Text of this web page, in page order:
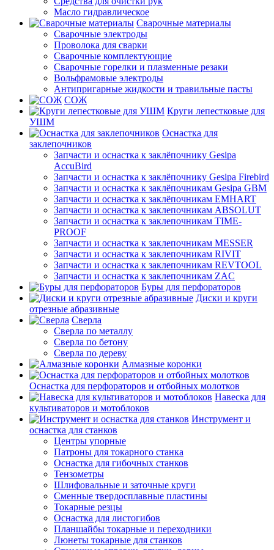
Масло гидравлическое
Сварочные материалы
Сварочные электроды
Проволока для сварки
Сварочные комплектующие
Сварочные горелки и плазменные резаки
Вольфрамовые электроды
Антипригарные жидкости и травильные пасты
СОЖ
Круги лепестковые для
УШМ
Оснастка для
заклепочников
Запчасти и оснастка к заклёпочнику Gesipa
AccuBird
Запчасти и оснастка к заклёпочнику Gesipa Firebird
Запчасти и оснастка к заклёпочникам Gesipa GBM
Запчасти и оснастка к заклёпочникам EMHART
Запчасти и оснастка к заклепочникам ABSOLUT
Запчасти и оснастка к заклепочникам TIME-
PROOF
Запчасти и оснастка к заклепочникам MESSER
Запчасти и оснастка к заклепочникам RIVIT
Запчасти и оснастка к заклепочникам REVTOOL
Запчасти и оснастка к заклепочникам ZAC
Буры для перфораторов
Диски и круги
отрезные абразивные
Сверла
Сверла по металлу
Сверла по бетону
Сверла по дереву
Алмазные коронки
Оснастка для перфораторов и отбойных молотков
Навеска для
культиваторов и мотоблоков
Инструмент и
оснастка для станков
Центры упорные
Патроны для токарного станка
Оснастка для гибочных станков
Тензометры
Шлифовальные и заточные круги
Сменные твердосплавные пластины
Токарные резцы
Оснастка для листогибов
Планшайбы токарные и переходники
Люнеты токарные для станков